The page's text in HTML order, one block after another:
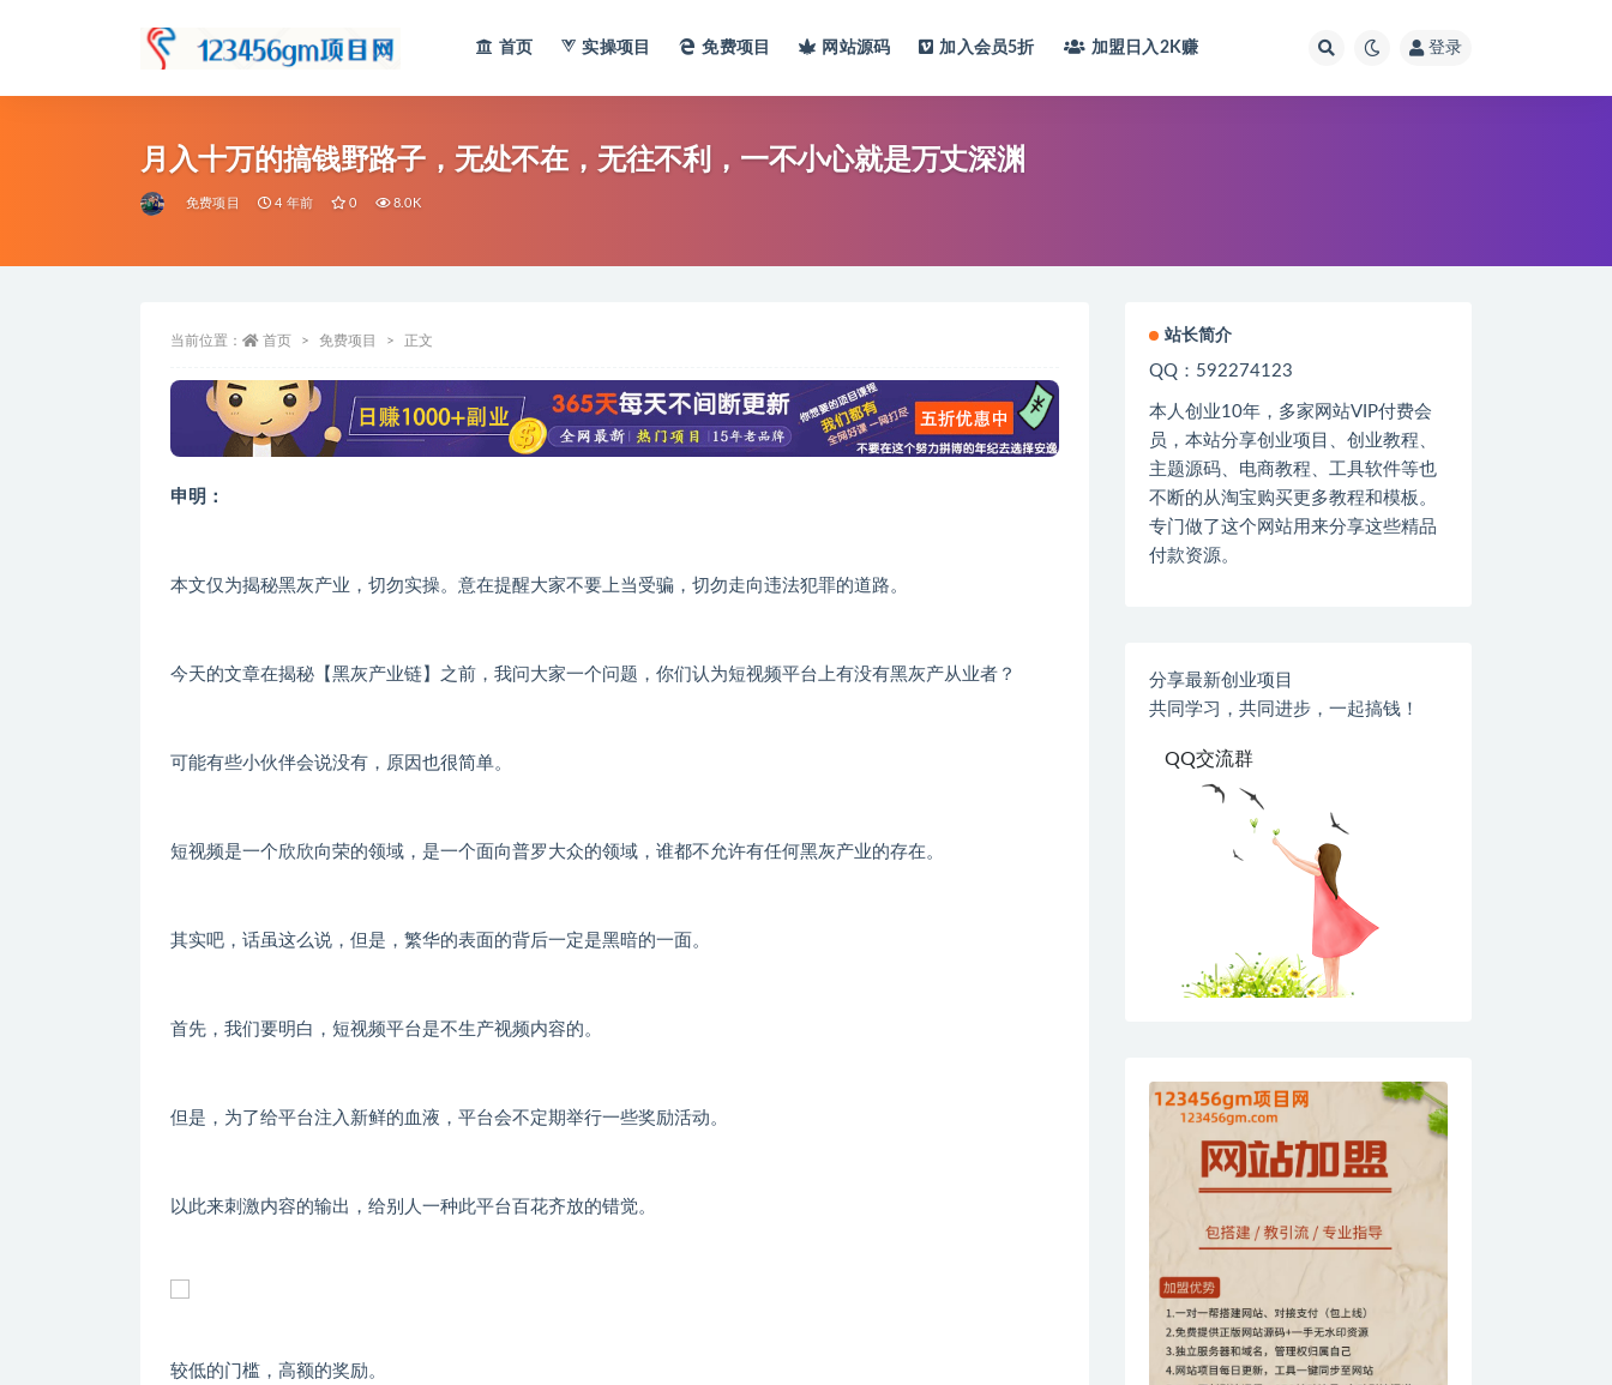
首页 实操项目 免费项目 网站源码 加入会员5折 加盟日入2K赚 登录
月入十万的搞钱野路子，无处不在，无往不利，一不小心就是万丈深渊
免费项目 4 年前 0 8.0K
当前位置： 首页 免费项目 正文
申明：
本文仅为揭秘黑灰产业，切勿实操。意在提醒大家不要上当受骗，切勿走向违法犯罪的道路。
今天的文章在揭秘【黑灰产业链】之前，我问大家一个问题，你们认为短视频平台上有没有黑灰产从业者？
可能有些小伙伴会说没有，原因也很简单。
短视频是一个欣欣向荣的领域，是一个面向普罗大众的领域，谁都不允许有任何黑灰产业的存在。
其实吧，话虽这么说，但是，繁华的表面的背后一定是黑暗的一面。
首先，我们要明白，短视频平台是不生产视频内容的。
但是，为了给平台注入新鲜的血液，平台会不定期举行一些奖励活动。
以此来刺激内容的输出，给别人一种此平台百花齐放的错觉。
较低的门槛，高额的奖励。
站长简介
QQ：592274123
本人创业10年，多家网站VIP付费会
员，本站分享创业项目、创业教程、
主题源码、电商教程、工具软件等也
不断的从淘宝购买更多教程和模板。
专门做了这个网站用来分享这些精品
付款资源。
分享最新创业项目
共同学习，共同进步，一起搞钱！
QQ交流群